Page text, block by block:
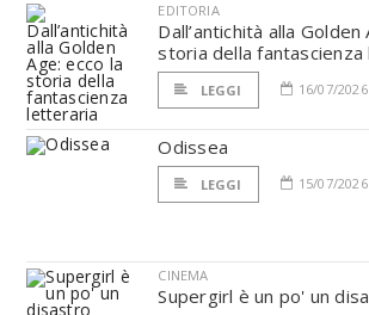
EDITORIA
Dall’antichità alla Golden
storia della
LEGGI 16/07/2026
Odissea
LEGGI 15/07/2026
CINEMA
Supergirl è un po' un